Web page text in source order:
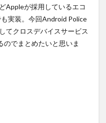
Appleが採用しているエコ
実装。今回Android Police
てクロスデバイスサービス
のでまとめたいと思いま